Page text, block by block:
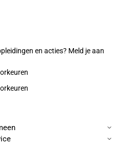
en acties? Meld je aan